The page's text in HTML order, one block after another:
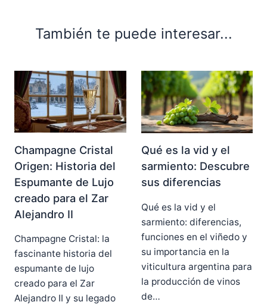
También te puede interesar...
Champagne Cristal
Origen: Historia del
Espumante de Lujo
creado para el Zar
Alejandro II
Champagne Cristal: la
fascinante historia del
espumante de lujo
creado para el Zar
Alejandro II y su legado
Qué es la vid y el
sarmiento: Descubre
sus diferencias
Qué es la vid y el
sarmiento: diferencias,
funciones en el viñedo y
su importancia en la
viticultura argentina para
la producción de vinos
de…